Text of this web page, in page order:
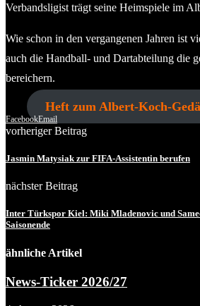
Verbandsligist trägt seine Heimspiele im
Wie schon in den vergangenen Jahren ist
auch die Handball- und Dartabteilung die
bereichern.
Heft zum Albert-Koch-
FacebookEmail
vorheriger Beitrag
Jasmin Matysiak zur FIFA-Assistentin berufen
nächster Beitrag
Inter Türkspor Kiel: Miki Mladenovic und
Saisonende
ähnliche Artikel
News-Ticker 2026/27